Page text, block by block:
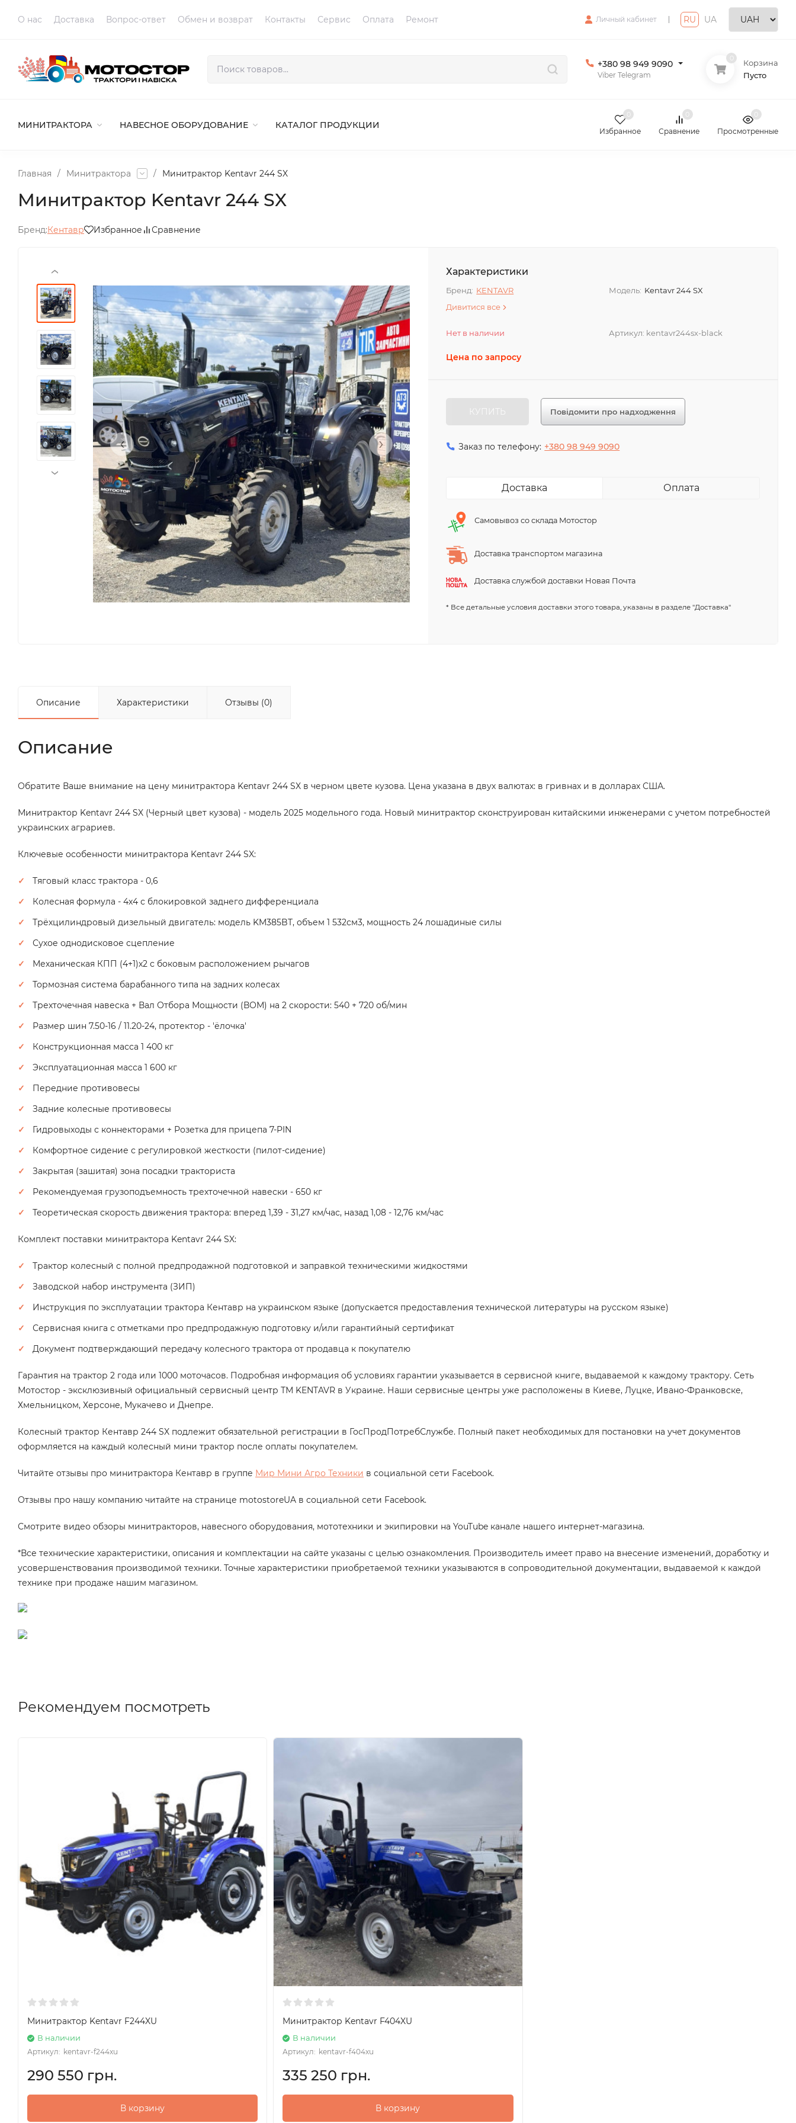
O нас Доставка Вопрос-ответ Обмен и возврат Контакты Сервис Оплата Ремонт Личный кабинет RU UA
+380 98 949 9090
Viber Telegram
Корзина
Пусто
МИНИТРАКТОРА НАВЕСНОЕ ОБОРУДОВАНИЕ КАТАЛОГ ПРОДУКЦИИ
Избранное Сравнение Просмотренные
Главная / Минитрактора / Минитрактор Kentavr 244 SX
Минитрактор Kentavr 244 SX
Бренд:Кентавр Избранное Сравнение
‹ ›
‹
›
Характеристики
Бренд: KENTAVR Модель: Kentavr 244 SX
Дивитися все
Артикул: kentavr244sx-black
Нет в наличии
Цена по запросу
КУПИТЬ Повідомити про надходження
Заказ по телефону: +380 98 949 9090
Доставка Оплата
Самовывоз со склада Мотостор
Доставка транспортом магазина
Доставка службой доставки Новая Почта
* Все детальные условия доставки этого товара, указаны в разделе "Доставка"
Описание Характеристики Отзывы (0)
Описание
Обратите Ваше внимание на цену минитрактора Kentavr 244 SX в черном цвете кузова. Цена указана в двух валютах: в гривнах и в долларах США.
Минитрактор Kentavr 244 SX (Черный цвет кузова) - модель 2025 модельного года. Новый минитрактор сконструирован китайскими инженерами с учетом потребностей
украинских аграриев.
Ключевые особенности минитрактора Kentavr 244 SX:
Тяговый класс трактора - 0,6
Колесная формула - 4х4 с блокировкой заднего дифференциала
Трёхцилиндровый дизельный двигатель: модель KM385BT, объем 1 532см3, мощность 24 лошадиные силы
Сухое однодисковое сцепление
Механическая КПП (4+1)х2 с боковым расположением рычагов
Тормозная система барабанного типа на задних колесах
Трехточечная навеска + Вал Отбора Мощности (ВОМ) на 2 скорости: 540 + 720 об/мин
Размер шин 7.50-16 / 11.20-24, протектор - 'ёлочка'
Конструкционная масса 1 400 кг
Эксплуатационная масса 1 600 кг
Передние противовесы
Задние колесные противовесы
Гидровыходы с коннекторами + Розетка для прицепа 7-PIN
Комфортное сидение с регулировкой жесткости (пилот-сидение)
Закрытая (зашитая) зона посадки тракториста
Рекомендуемая грузоподъемность трехточечной навески - 650 кг
Теоретическая скорость движения трактора: вперед 1,39 - 31,27 км/час, назад 1,08 - 12,76 км/час
Комплект поставки минитрактора Kentavr 244 SX:
Трактор колесный с полной предпродажной подготовкой и заправкой техническими жидкостями
Заводской набор инструмента (ЗИП)
Инструкция по эксплуатации трактора Кентавр на украинском языке (допускается предоставления технической литературы на русском языке)
Сервисная книга с отметками про предпродажную подготовку и/или гарантийный сертификат
Документ подтверждающий передачу колесного трактора от продавца к покупателю
Гарантия на трактор 2 года или 1000 моточасов. Подробная информация об условиях гарантии указывается в сервисной книге, выдаваемой к каждому трактору. Сеть
Мотостор - эксклюзивный официальный сервисный центр ТМ KENTAVR в Украине. Наши сервисные центры уже расположены в Киеве, Луцке, Ивано-Франковске,
Хмельницком, Херсоне, Мукачево и Днепре.
Колесный трактор Кентавр 244 SX подлежит обязательной регистрации в ГосПродПотребСлужбе. Полный пакет необходимых для постановки на учет документов
оформляется на каждый колесный мини трактор после оплаты покупателем.
Читайте отзывы про минитрактора Кентавр в группе Мир Мини Агро Техники в социальной сети Facebook.
Отзывы про нашу компанию читайте на странице motostoreUA в социальной сети Facebook.
Смотрите видео обзоры минитракторов, навесного оборудования, мототехники и экипировки на YouTube канале нашего интернет-магазина.
*Все технические характеристики, описания и комплектации на сайте указаны с целью ознакомления. Производитель имеет право на внесение изменений, доработку и
усовершенствования производимой техники. Точные характеристики приобретаемой техники указываются в сопроводительной документации, выдаваемой к каждой
технике при продаже нашим магазином.
Рекомендуем посмотреть
Минитрактор Kentavr F244XU
В наличии
Артикул: kentavr-f244xu
290 550 грн.
В корзину
Минитрактор Kentavr F404XU
В наличии
Артикул: kentavr-f404xu
335 250 грн.
В корзину